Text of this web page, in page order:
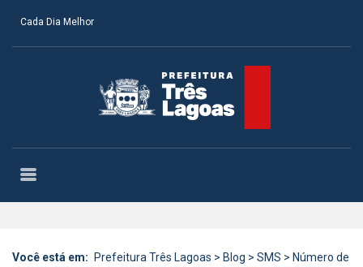
Cada Dia Melhor
Você está em: Prefeitura Três Lagoas > Blog > SMS > Número de